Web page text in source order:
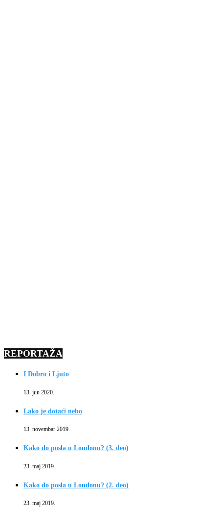
REPORTAŽA
I Dobro i Ljuto
13. jun 2020.
Lako je dotaći nebo
13. novembar 2019.
Kako do posla u Londonu? (3. deo)
23. maj 2019.
Kako do posla u Londonu? (2. deo)
23. maj 2019.